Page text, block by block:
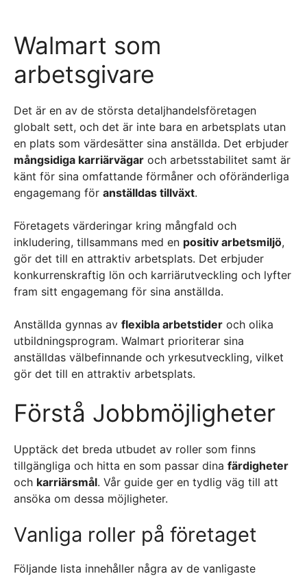
Walmart som
arbetsgivare
Det är en av de största detaljhandelsföretagen
globalt sett, och det är inte bara en arbetsplats utan
en plats som värdesätter sina anställda. Det erbjuder
mångsidiga karriärvägar och arbetsstabilitet samt är
känt för sina omfattande förmåner och oföränderliga
engagemang för anställdas tillväxt.
Företagets värderingar kring mångfald och
inkludering, tillsammans med en positiv arbetsmiljö,
gör det till en attraktiv arbetsplats. Det erbjuder
konkurrenskraftig lön och karriärutveckling och lyfter
fram sitt engagemang för sina anställda.
Anställda gynnas av flexibla arbetstider och olika
utbildningsprogram. Walmart prioriterar sina
anställdas välbefinnande och yrkesutveckling, vilket
gör det till en attraktiv arbetsplats.
Förstå Jobbmöjligheter
Upptäck det breda utbudet av roller som finns
tillgängliga och hitta en som passar dina färdigheter
och karriärsmål. Vår guide ger en tydlig väg till att
ansöka om dessa möjligheter.
Vanliga roller på företaget
Följande lista innehåller några av de vanligaste